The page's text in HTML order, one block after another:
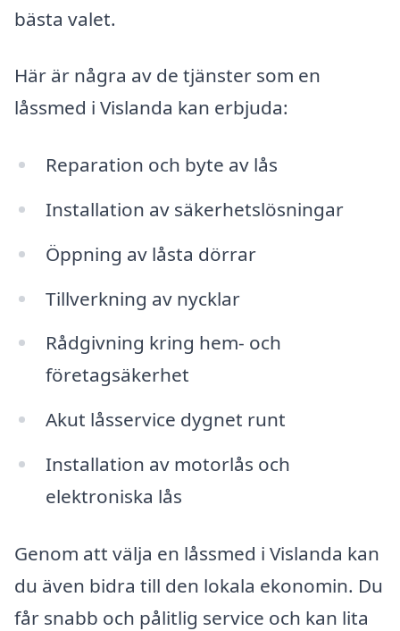
bästa valet.
Här är några av de tjänster som en
låssmed i Vislanda kan erbjuda:
Reparation och byte av lås
Installation av säkerhetslösningar
Öppning av låsta dörrar
Tillverkning av nycklar
Rådgivning kring hem- och
företagsäkerhet
Akut låsservice dygnet runt
Installation av motorlås och
elektroniska lås
Genom att välja en låssmed i Vislanda kan
du även bidra till den lokala ekonomin. Du
får snabb och pålitlig service och kan lita